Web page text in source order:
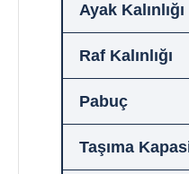
Ayak Kalınlığı
Raf Kalınlığı
Pabuç
Taşıma